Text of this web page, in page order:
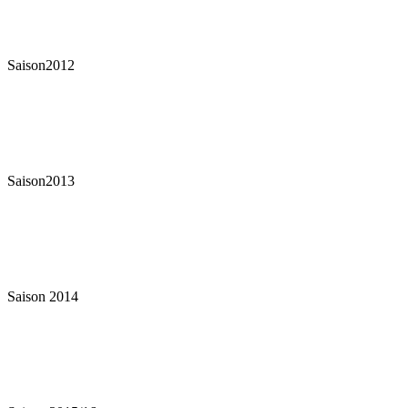
Saison2012
Saison2013
Saison 2014